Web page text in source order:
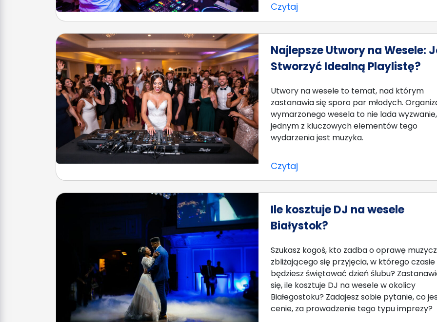
Czytaj
Najlepsze Utwory na Wesele:
Stworzyć Idealną Playlistę?
Utwory na wesele to temat, nad którym
zastanawia się sporo par młodych.
wymarzonego wesela to nie lada
jednym z kluczowych elementów tego
wydarzenia jest muzyka.
Czytaj
Ile kosztuje DJ na wesele
Białystok?
Szukasz kogoś, kto zadba o oprawę
zbliżającego się przyjęcia, w którego czasie
będziesz świętować dzień ślubu?
się, ile kosztuje DJ na wesele w okolicy
Białegostoku? Zadajesz sobie pytanie, co
cenie, za prowadzenie tego typu imprezy?